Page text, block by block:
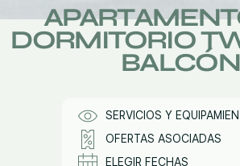
DORMITORIO
BALCÓN
SERVICIOS Y
OFERTAS ASOCIADAS
ELEGIR FECHAS